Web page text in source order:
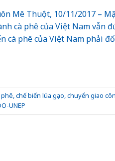
Mê Thuột, 10/11/2017 –
cà phê của Việt Nam vẫn
cà phê của Việt Nam phải
,chế biến lúa gạo,chuyển giao
UNEP